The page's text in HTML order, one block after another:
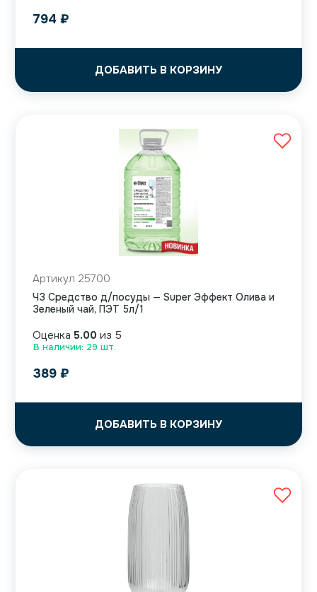
794 ₽
ДОБАВИТЬ В КОРЗИНУ
В наличии: 29 шт.
Артикул 25700
ЧЗ Средство д/посуды — Super Эффект Олива и
Зеленый чай, ПЭТ 5л/1
Оценка 5.00 из 5
389 ₽
ДОБАВИТЬ В КОРЗИНУ